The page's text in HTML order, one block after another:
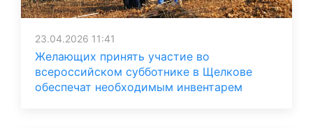
23.04.2026 11:41
Желающих принять участие во
всероссийском субботнике в Щелкове
обеспечат необходимым инвентарем